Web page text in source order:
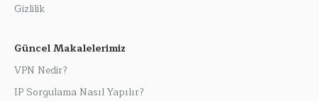
Gizlilik
Güncel Makalelerimiz
VPN Nedir?
IP Sorgulama Nasıl Yapılır?